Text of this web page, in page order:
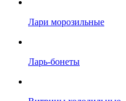
Лари морозильные
Ларь-бонеты